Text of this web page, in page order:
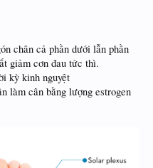
chân cả phần dưới lẫn phần
giảm cơn đau tức thì.
kỳ kinh nguyệt
làm cân bằng lượng estrogen